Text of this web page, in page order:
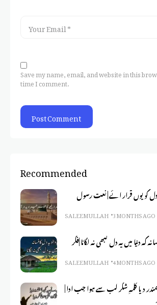
Save my name, email, and website in this
time I comment.
Recommended
کو یوں قرار ائے | نعت رسول
SALEEM ULLAH 3 MONTHS AGO
کہ دنیا میں یہ دل کبھی نہ لگانا |فکر
SALEEM ULLAH 4 MONTHS AGO
دیا کلمہِ شکر لب سے ہوا جب ادا |